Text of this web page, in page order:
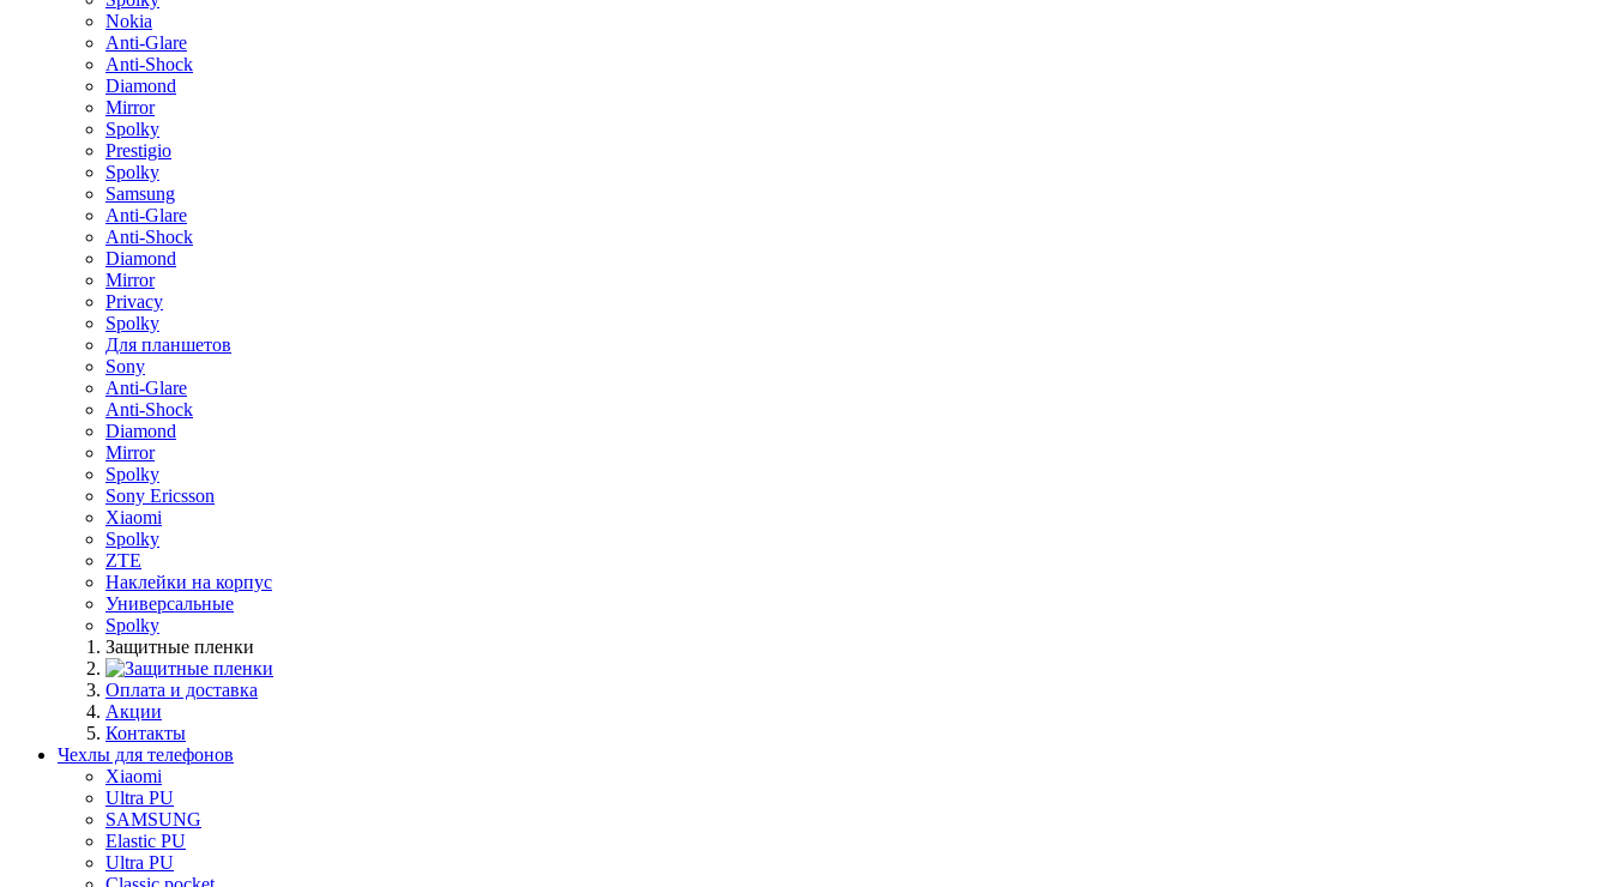
Nokia
Anti-Glare
Anti-Shock
Diamond
Mirror
Spolky
Prestigio
Spolky
Samsung
Anti-Glare
Anti-Shock
Diamond
Mirror
Privacy
Spolky
Для планшетов
Sony
Anti-Glare
Anti-Shock
Diamond
Mirror
Spolky
Sony Ericsson
Xiaomi
Spolky
ZTE
Наклейки на корпус
Универсальные
Spolky
Защитные пленки
Оплата и доставка
Акции
Контакты
Чехлы для телефонов
Xiaomi
Ultra PU
SAMSUNG
Elastic PU
Ultra PU